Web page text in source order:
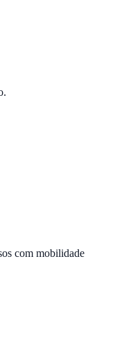
com mobilidade